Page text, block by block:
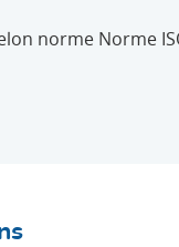
norme Norme